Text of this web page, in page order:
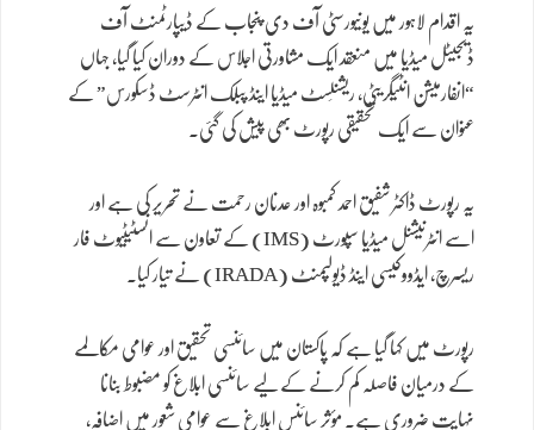
یہ اقدام لاہور میں یونیورسٹی آف دی پنجاب کے ڈیپارٹمنٹ آف
ڈیجیٹل میڈیا میں منعقد ایک مشاورتی اجلاس کے دوران کیا گیا، جہاں
“انفارمیشن انٹیگریٹی، ریشنلِسٹ میڈیا اینڈ پبلک انٹرسٹ ڈسکورس” کے
عنوان سے ایک تحقیقی رپورٹ بھی پیش کی گئی۔
یہ رپورٹ ڈاکٹر شفیق احمد کمبوہ اور عدنان رحمت نے تحریر کی ہے اور
اسے انٹرنیشنل میڈیا سپورٹ (IMS) کے تعاون سے انسٹیٹیوٹ فار
ریسرچ، ایڈووکیسی اینڈ ڈیولپمنٹ (IRADA) نے تیار کیا۔
رپورٹ میں کہا گیا ہے کہ پاکستان میں سائنسی تحقیق اور عوامی مکالمے
کے درمیان فاصلہ کم کرنے کے لیے سائنسی ابلاغ کو مضبوط بنانا
نہایت ضروری ہے۔ مؤثر سائنس ابلاغ سے عوامی شعور میں اضافہ،